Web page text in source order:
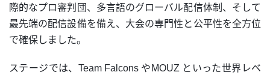
際的なプロ審判団、多言語のグローバル配信体制、そして
最先端の配信設備を備え、大会の専門性と公平性を全方位
で確保しました。
ステージでは、Team Falcons やMOUZ といった世界レベ